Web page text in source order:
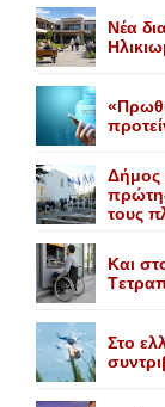
Nέα
Δήμος
τους
Kαι
Στο